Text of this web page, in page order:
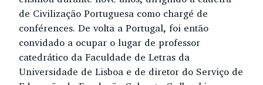
de Civilização Portuguesa como chargé de
conférences. De volta a Portugal, foi então
convidado a ocupar o lugar de professor
catedrático da Faculdade de Letras da
Universidade de Lisboa e de diretor do Serviço de